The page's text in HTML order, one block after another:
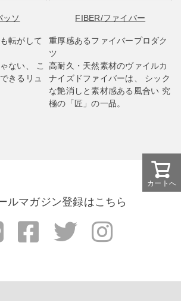
カートへ
ッソ
転がして
ない、 こ
きるリュ
FIBER/ファイバー
重厚感あるファイバープロダク
ツ
高耐久・天然素材のヴァイルカ
ナイズドファイバーは、 シック
な艶消しと素材感ある風合い 究
極の「匠」の一品。
ルマガジン登録はこちら